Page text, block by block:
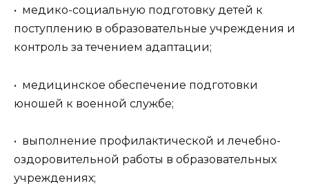
• медико-социальную подготовку детей к
поступлению в образовательные учреждения и
контроль за течением адаптации;
• медицинское обеспечение подготовки
юношей к военной службе;
• выполнение профилактической и лечебно-
оздоровительной работы в образовательных
учреждениях;